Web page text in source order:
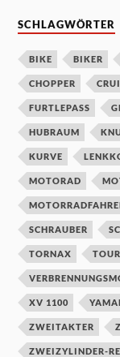
SCHLAGWÖRTER
BIKE BIKER
CHOPPER
FURTLEPASS
HUBRAUM
KURVE
MOTORAD
SCHRAUBER
TORNAX TOUR
XV 1100
ZWEITAKTER
ZWEIZYLINDER-